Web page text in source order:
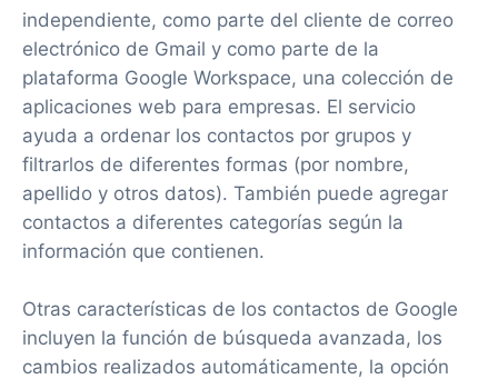
independiente, como parte del cliente de correo
electrónico de Gmail y como parte de la
plataforma Google Workspace, una colección de
aplicaciones web para empresas. El servicio
ayuda a ordenar los contactos por grupos y
filtrarlos de diferentes formas (por nombre,
apellido y otros datos). También puede agregar
contactos a diferentes categorías según la
información que contienen.
Otras características de los contactos de Google
incluyen la función de búsqueda avanzada, los
cambios realizados automáticamente, la opción